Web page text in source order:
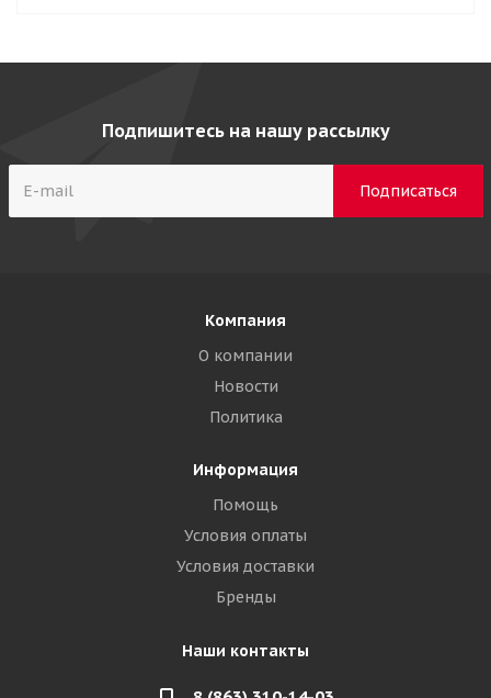
Подпишитесь на нашу рассылку
Компания
О компании
Новости
Политика
Информация
Помощь
Условия оплаты
Условия доставки
Бренды
Наши контакты